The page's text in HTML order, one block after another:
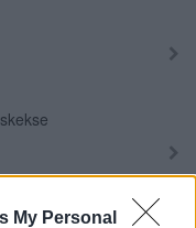
My Personal